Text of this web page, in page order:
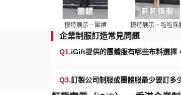
模特展示－圍裙 模特展示－啦啦隊
企業制服訂造常見問題
Q1.iGift提供的團體服有哪些布料選擇
Q3.訂製公司制服或團體服最少要訂多